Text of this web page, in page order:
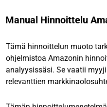
Manual Hinnoittelu
Tämä hinnoittelun muoto
ohjelmistoa Amazonin
analyysissäsi. Se vaatii
relevanttien